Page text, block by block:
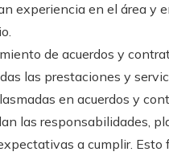
experiencia en el área y
de acuerdos y
las prestaciones y
en acuerdos y
las responsabilidades,
a cumplir. Esto